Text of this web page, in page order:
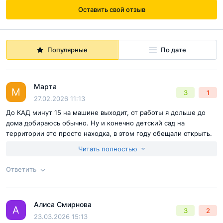
Относительно инфраструктуры следует отметить
наличие собственных коммерческих и социальных
объектов в проекте. Конечно, в радиусе километра от
новостройки имеются некоторые образовательные
решил включить в состав ЖК «Охтинские высоты» свои,
Оставить свой отзыв
Популярные По дате
М Марта
27.02.2026 11:13
3 1
До КАД минут 15 на машине выходит, от работы я дольше до
дома добираюсь обычно. Ну и конечно детский сад на
территории это просто находка, в этом году обещали открыть.
место топчик. Еще хотим отдать дочку в школу горных лыж, а
тут она одна из лучших, много спортсменов из нее вышло.
Читать полностью
Ответить
Ответ на отзыв
А Алиса Смирнова
23.03.2026 15:13
3 2